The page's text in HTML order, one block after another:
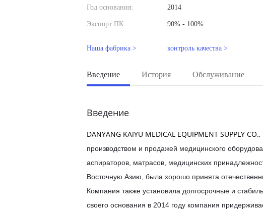
Год основания: 2014
Экспорт ПК: 90% - 100%
Наша фабрика > контроль качества >
Введение История Обслуживание
Введение
DANYANG KAIYU MEDICAL EQUIPMENT SUPPLY CO.,
производством и продажей медицинского
аспираторов, матрасов, медицинских
Восточную Азию, была хорошо принята
Компания также установила долгосрочные и
своего основания в 2014 году компания